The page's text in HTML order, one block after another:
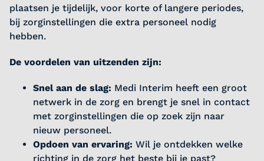
plaatsen je tijdelijk, voor korte of langere periodes,
bij zorginstellingen die extra personeel nodig
hebben.
De voordelen van uitzenden zijn:
Snel aan de slag: Medi Interim heeft een groot
netwerk in de zorg en brengt je snel in contact
met zorginstellingen die op zoek zijn naar
nieuw personeel.
Opdoen van ervaring: Wil je ontdekken welke
richting in de zorg het beste bij je past?